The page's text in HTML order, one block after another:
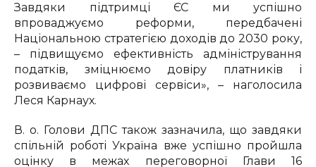
Завдяки підтримці ЄС ми успішно
впроваджуємо реформи, передбачені
Національною стратегією доходів до 2030 року,
– підвищуємо ефективність адміністрування
податків, зміцнюємо довіру платників і
розвиваємо цифрові сервіси», – наголосила
Леся Карнаух.
В. о. Голови ДПС також зазначила, що завдяки
спільній роботі Україна вже успішно пройшла
оцінку в межах переговорної Глави 16